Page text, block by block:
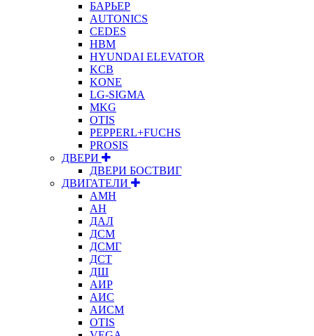
БАРЬЕР
AUTONICS
CEDES
HBM
HYUNDAI ELEVATOR
KCB
KONE
LG-SIGMA
MKG
OTIS
PEPPERL+FUCHS
PROSIS
ДВЕРИ
ДВЕРИ БОСТВИГ
ДВИГАТЕЛИ
АМН
АН
ДАЛ
ДСМ
ДСМГ
ДСТ
ДШ
АИР
АИС
АИСМ
OTIS